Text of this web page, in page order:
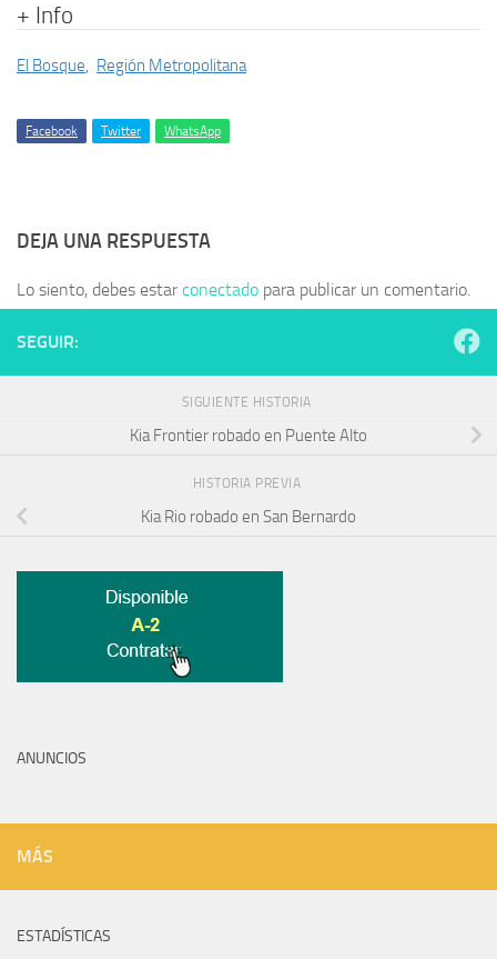
+ Info
El Bosque, Región Metropolitana
Facebook Twitter WhatsApp
DEJA UNA RESPUESTA
Lo siento, debes estarconectado para publicar un comentario.
SEGUIR:
SIGUIENTE HISTORIA
Kia Frontier robado en Puente Alto
HISTORIA PREVIA
Kia Rio robado en San Bernardo
ANUNCIOS
MÁS
ESTADÍSTICAS